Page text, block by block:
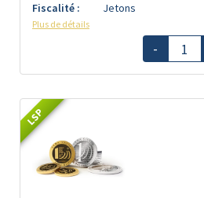
Fiscalité :
Jetons
Plus de détails
-
LSP